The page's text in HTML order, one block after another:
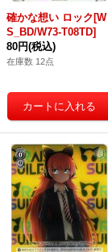
確かな想い ロック[W
S_BD/W73-T08TD]
80円(税込)
在庫数 12点